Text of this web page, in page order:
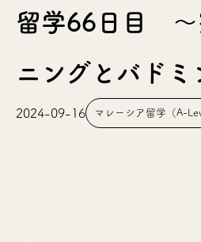
留学66日目 〜
ニングとバドミ
2024-09-16 マレーシア留学（A-